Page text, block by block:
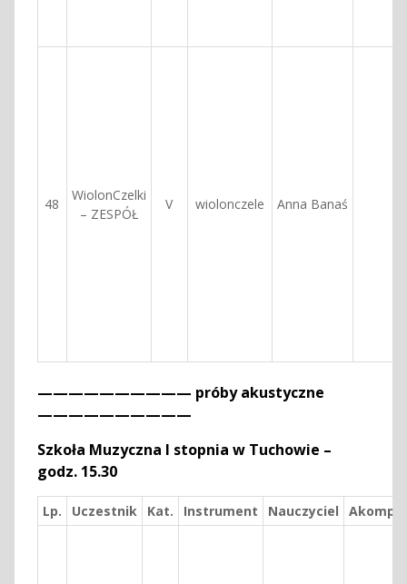
48
WiolonCzelki
– ZESPÓŁ
V wiolonczele Anna Banaś
—————————— próby akustyczne
——————————
Szkoła Muzyczna I stopnia w Tuchowie –
godz. 15.30
Lp. Uczestnik Kat. Instrument Nauczyciel Akomp.